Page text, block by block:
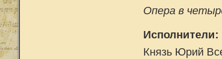
Опера в
Исполнители:
Князь Юрий